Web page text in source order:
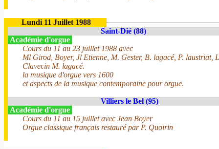
Lundi 11 Juillet 1988
Saint-Dié (88)
Académie d'orgue
Cours du 11 au 23 juillet 1988 avec
Ml Girod, Boyer, Jl Etienne, M. Gester, B. lagacé, P. laustriat,
Clavecin M. lagacé.
la musique d'orgue vers 1600
et aspects de la musique contemporaine pour orgue.
Villiers le Bel (95)
Académie d'orgue
Cours du 11 au 15 juillet avec Jean Boyer
Orgue classique français restauré par P. Quoirin